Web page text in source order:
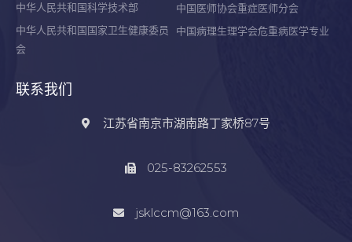
中华人民共和国科学技术部
中华人民共和国国家卫生健康委员
会
中国医师协会重症医师分会
中国病理生理学会危重病医学专业
联系我们
江苏省南京市湖南路丁家桥87号
025-83262553
jsklccm@163.com